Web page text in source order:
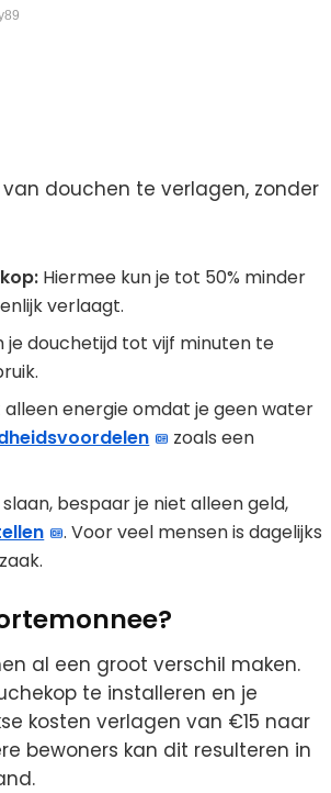
douchen te verlagen, zonder
Hiermee kun je tot 50% minder
verlaagt.
je douchetijd tot vijf minuten te
energie omdat je geen water
zoals een
bespaar je niet alleen geld,
. Voor veel mensen is dagelijks
al een groot verschil maken.
te installeren en je
kosten verlagen van €15 naar
bewoners kan dit resulteren in